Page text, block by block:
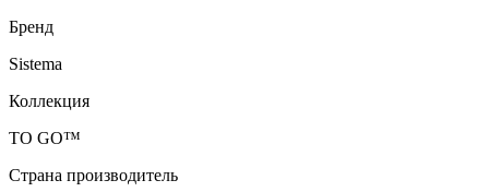
Бренд
Sistema
Коллекция
TO GO™
Страна производитель